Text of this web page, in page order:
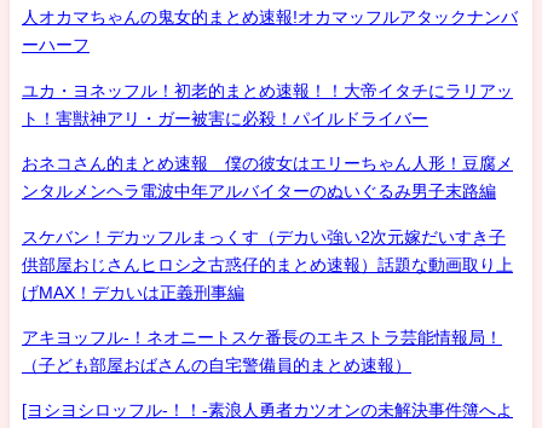
人オカマちゃんの鬼女的まとめ速報!オカマッフルアタックナンバ
ーハーフ
ユカ・ヨネッフル！初老的まとめ速報！！大帝イタチにラリアッ
ト！害獣神アリ・ガー被害に必殺！パイルドライバー
おネコさん的まとめ速報 僕の彼女はエリーちゃん人形！豆腐メ
ンタルメンヘラ電波中年アルバイターのぬいぐるみ男子末路編
スケバン！デカッフルまっくす（デカい強い2次元嫁だいすき子
供部屋おじさんヒロシ之古惑仔的まとめ速報）話題な動画取り上
げMAX！デカいは正義刑事編
アキヨッフル-！ネオニートスケ番長のエキストラ芸能情報局！
（子ども部屋おばさんの自宅警備員的まとめ速報）
[ヨシヨシロッフル-！！-素浪人勇者カツオンの未解決事件簿へよ